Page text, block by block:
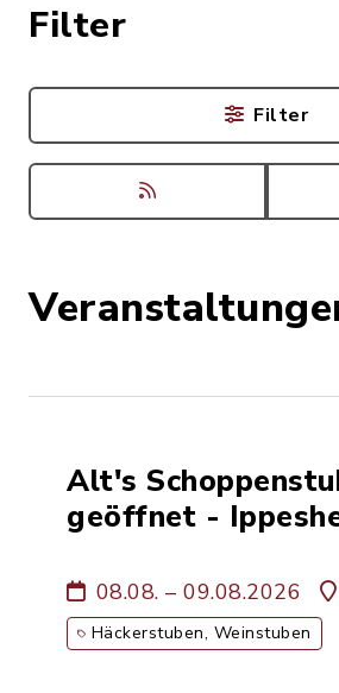
Alt's
geöffnet -
08.08. – 09.08.2026
Häckerstuben, Weinstuben
Filter
Filter